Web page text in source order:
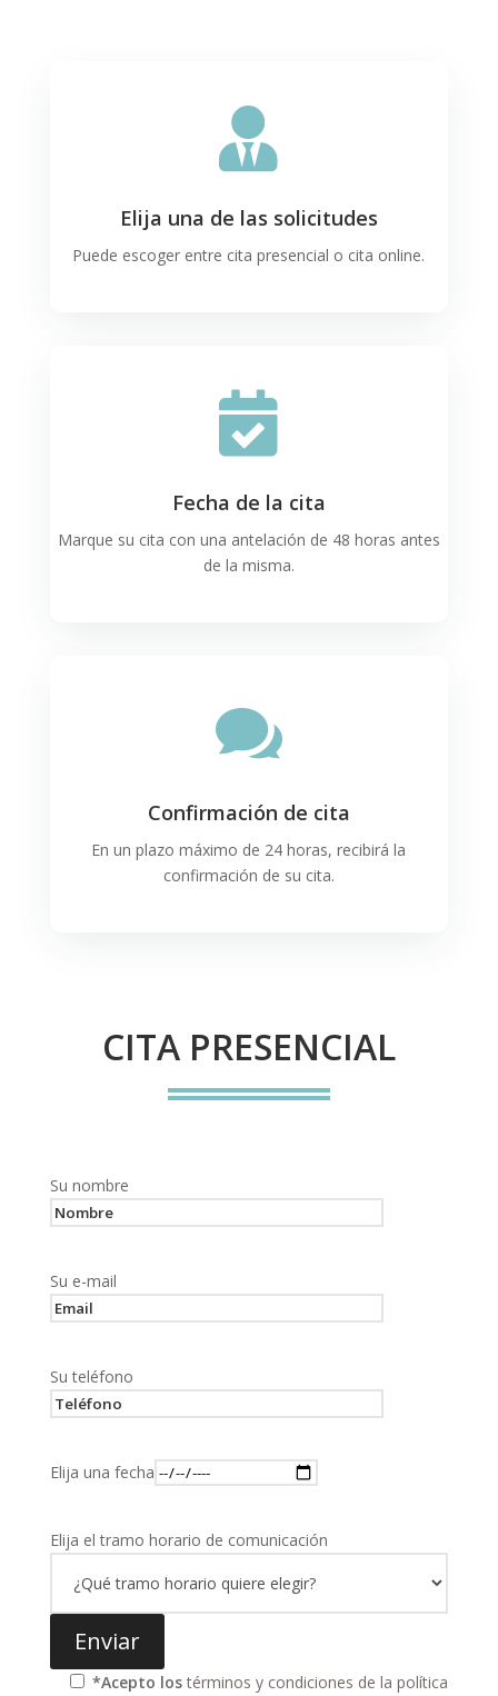

Elija una de las solicitudes
Puede escoger entre cita presencial o cita online.

Fecha de la cita
Marque su cita con una antelación de 48 horas antes
de la misma.

Confirmación de cita
En un plazo máximo de 24 horas, recibirá la
confirmación de su cita.
CITA PRESENCIAL
Su nombre
Su e-mail
Su teléfono
Elija una fecha
Elija el tramo horario de comunicación
*Acepto lostérminos y condiciones de la política